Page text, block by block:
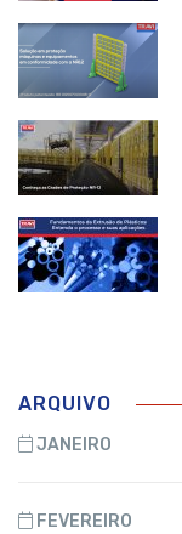
ARQUIVO
JANEIRO
FEVEREIRO